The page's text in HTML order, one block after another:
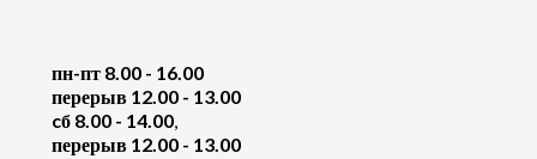
пн-пт 8.00 - 16.00
перерыв 12.00 - 13.00
cб 8.00 - 14.00,
перерыв 12.00 - 13.00